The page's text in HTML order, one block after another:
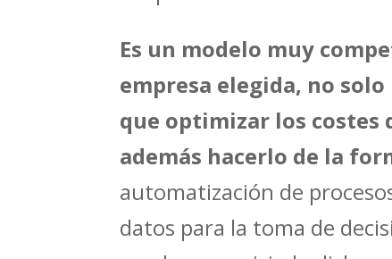
Es un modelo muy
empresa elegida, no
que optimizar los
además hacerlo de la
automatización de
datos para la toma de